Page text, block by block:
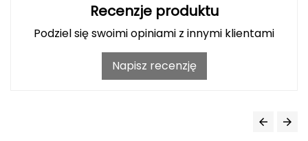
Recenzje produktu
Podziel się swoimi opiniami z innymi klientami
Napisz recenzję